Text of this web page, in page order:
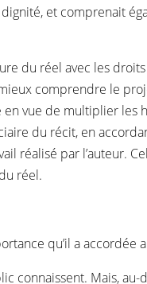
et comprenait
du réel avec les
comprendre le
vue de multiplier les
du récit, en
réalisé par l’auteur.
réel.
qu’il a accordée
connaissent. Mais, au-